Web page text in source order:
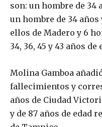
son: un hombre de 34
un hombre de 34 años
ellos de Madero y 6
34, 36, 45 y 43 años de
Molina Gamboa
fallecimientos y
años de Ciudad
y de 87 años de edad